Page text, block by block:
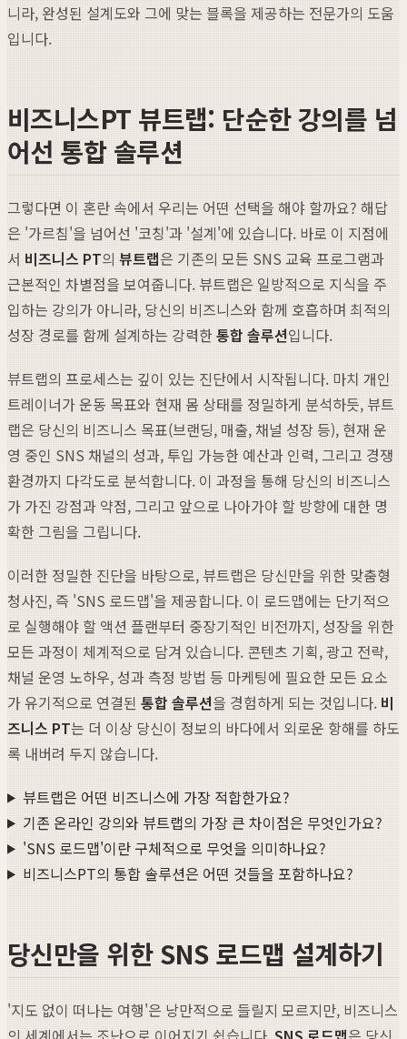
니라, 완성된 설계도와 그에 맞는 블록을 제공하는 전문가의 도움
입니다.
비즈니스PT 뷰트랩: 단순한 강의를 넘
어선 통합 솔루션
그렇다면 이 혼란 속에서 우리는 어떤 선택을 해야 할까요? 해답
은 '가르침'을 넘어선 '코칭'과 '설계'에 있습니다. 바로 이 지점에
서 비즈니스 PT의 뷰트랩은 기존의 모든 SNS 교육 프로그램과
근본적인 차별점을 보여줍니다. 뷰트랩은 일방적으로 지식을 주
입하는 강의가 아니라, 당신의 비즈니스와 함께 호흡하며 최적의
성장 경로를 함께 설계하는 강력한 통합 솔루션입니다.
뷰트랩의 프로세스는 깊이 있는 진단에서 시작됩니다. 마치 개인
트레이너가 운동 목표와 현재 몸 상태를 정밀하게 분석하듯, 뷰트
랩은 당신의 비즈니스 목표(브랜딩, 매출, 채널 성장 등), 현재 운
영 중인 SNS 채널의 성과, 투입 가능한 예산과 인력, 그리고 경쟁
환경까지 다각도로 분석합니다. 이 과정을 통해 당신의 비즈니스
가 가진 강점과 약점, 그리고 앞으로 나아가야 할 방향에 대한 명
확한 그림을 그립니다.
이러한 정밀한 진단을 바탕으로, 뷰트랩은 당신만을 위한 맞춤형
청사진, 즉 'SNS 로드맵'을 제공합니다. 이 로드맵에는 단기적으
로 실행해야 할 액션 플랜부터 중장기적인 비전까지, 성장을 위한
모든 과정이 체계적으로 담겨 있습니다. 콘텐츠 기획, 광고 전략,
채널 운영 노하우, 성과 측정 방법 등 마케팅에 필요한 모든 요소
가 유기적으로 연결된 통합 솔루션을 경험하게 되는 것입니다. 비
즈니스 PT는 더 이상 당신이 정보의 바다에서 외로운 항해를 하도
록 내버려 두지 않습니다.
뷰트랩은 어떤 비즈니스에 가장 적합한가요?
기존 온라인 강의와 뷰트랩의 가장 큰 차이점은 무엇인가요?
'SNS 로드맵'이란 구체적으로 무엇을 의미하나요?
비즈니스PT의 통합 솔루션은 어떤 것들을 포함하나요?
당신만을 위한 SNS 로드맵 설계하기
'지도 없이 떠나는 여행'은 낭만적으로 들릴지 모르지만, 비즈니스